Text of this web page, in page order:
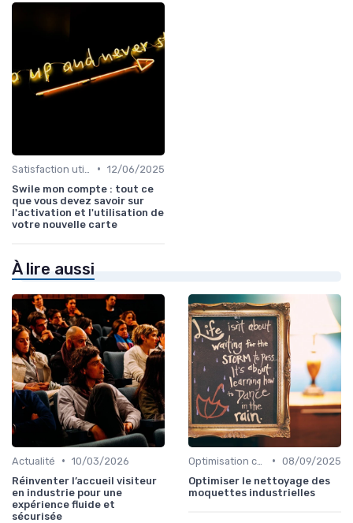
• 12/06/2025
Swile mon compte : tout ce
que vous devez savoir sur
l'activation et l'utilisation de
votre nouvelle carte
À lire aussi
Actualité • 10/03/2026
Réinventer l’accueil visiteur
en industrie pour une
expérience fluide et
sécurisée
• 08/09/2025
Optimiser le nettoyage des
moquettes industrielles